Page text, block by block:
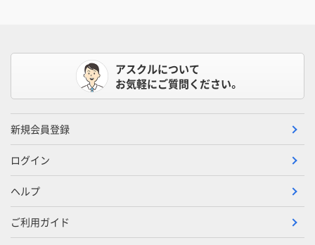
アスクルについて
お気軽にご質問ください。
新規会員登録
ログイン
ヘルプ
ご利用ガイド